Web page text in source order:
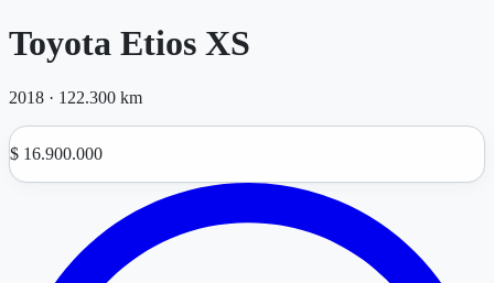
Toyota Etios XS
2018 · 122.300 km
$ 16.900.000